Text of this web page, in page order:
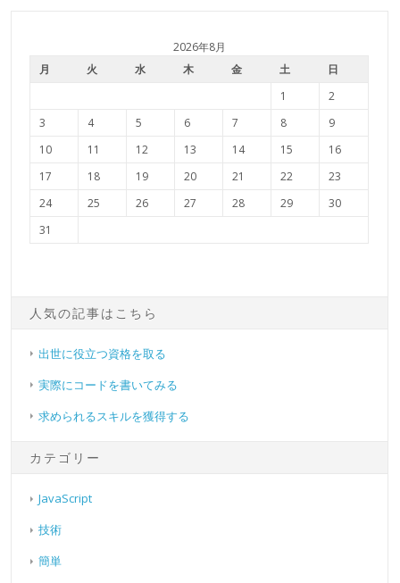
2026年8月
月
火 水 木 金 土
日
1
2
3
4 5 6 7 8
9
10
11 12 13 14 15
16
17
18 19 20 21 22
23
24
25 26 27 28 29
30
31
人気の記事はこちら
出世に役立つ資格を取る
実際にコードを書いてみる
求められるスキルを獲得する
カテゴリー
JavaScript
技術
簡単